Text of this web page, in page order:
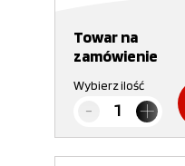
Towar na
zamówienie
Wybierz ilość